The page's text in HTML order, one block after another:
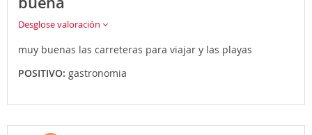
Desglose valoración
muy buenas las carreteras para viajar y las playas
POSITIVO: gastronomia